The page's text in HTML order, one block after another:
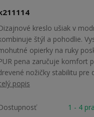
kreslo ušiak v
štýl a pohodlie.
opierky na ruky
pena zaručuje komfort
nožičky stabilitu pre
popis
1 - 4